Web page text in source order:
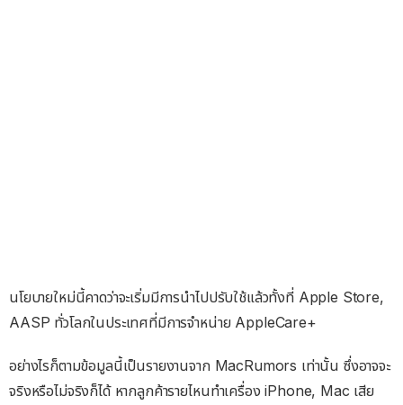
นโยบายใหม่นี้คาดว่าจะเริ่มมีการนำไปปรับใช้แล้วทั้งที่ Apple Store,
AASP ทั่วโลกในประเทศที่มีการจำหน่าย AppleCare+
อย่างไรก็ตามข้อมูลนี้เป็นรายงานจาก MacRumors เท่านั้น ซึ่งอาจจะ
จริงหรือไม่จริงก็ได้ หากลูกค้ารายไหนทำเครื่อง iPhone, Mac เสีย